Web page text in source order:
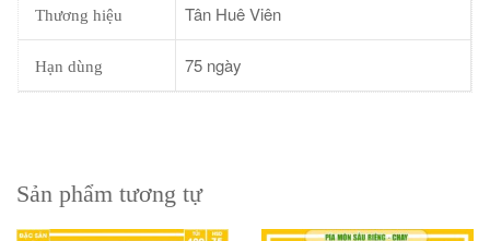
Thương hiệu Tân Huê Viên
Hạn dùng 75 ngày
Sản phẩm tương tự